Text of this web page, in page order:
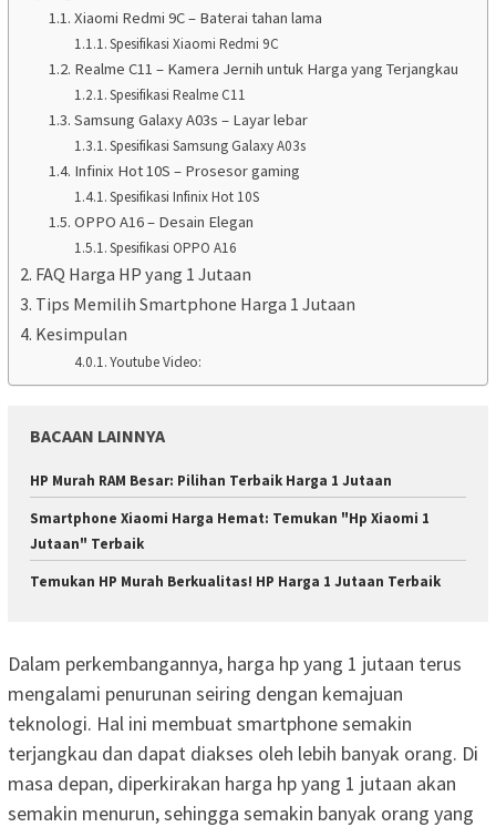
Xiaomi Redmi 9C – Baterai tahan lama
Spesifikasi Xiaomi Redmi 9C
Realme C11 – Kamera Jernih untuk Harga yang Terjangkau
Spesifikasi Realme C11
Samsung Galaxy A03s – Layar lebar
Spesifikasi Samsung Galaxy A03s
Infinix Hot 10S – Prosesor gaming
Spesifikasi Infinix Hot 10S
OPPO A16 – Desain Elegan
Spesifikasi OPPO A16
FAQ Harga HP yang 1 Jutaan
Tips Memilih Smartphone Harga 1 Jutaan
Kesimpulan
Youtube Video:
BACAAN LAINNYA
HP Murah RAM Besar: Pilihan Terbaik Harga 1 Jutaan
Smartphone Xiaomi Harga Hemat: Temukan "Hp Xiaomi 1
Jutaan" Terbaik
Temukan HP Murah Berkualitas! HP Harga 1 Jutaan Terbaik
Dalam perkembangannya, harga hp yang 1 jutaan terus
mengalami penurunan seiring dengan kemajuan
teknologi. Hal ini membuat smartphone semakin
terjangkau dan dapat diakses oleh lebih banyak orang. Di
masa depan, diperkirakan harga hp yang 1 jutaan akan
semakin menurun, sehingga semakin banyak orang yang